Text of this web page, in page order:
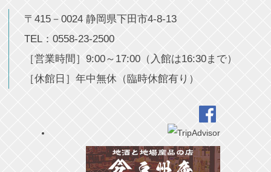
〒415－0024 静岡県下田市4-8-13
TEL：0558-23-2500
［営業時間］9:00～17:00（入館は16:30まで）
［休館日］年中無休（臨時休館有り）